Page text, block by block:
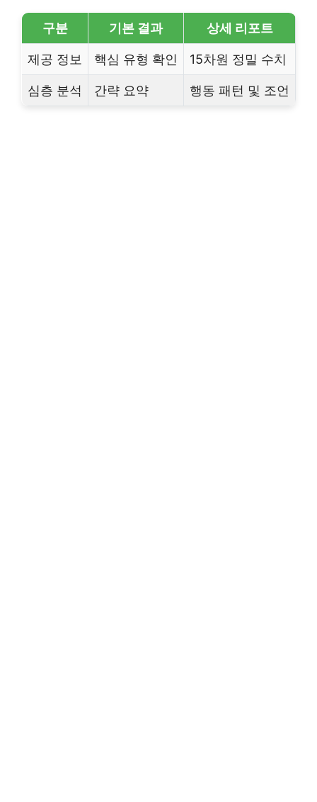
구분 기본 결과 상세 리포트
제공 정보 핵심 유형 확인 15차원 정밀 수치
심층 분석 간략 요약 행동 패턴 및 조언